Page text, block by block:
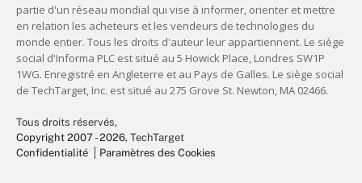
Tous droits réservés,
Copyright 2007 - 2026, TechTarget
Confidentialité
Paramètres des Cookies